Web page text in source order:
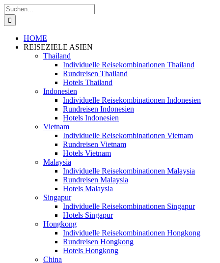
Zum
Inhalt
springen
Suche
nach:
HOME
REISEZIELE ASIEN
Thailand
Individuelle Reisekombinationen Thailand
Rundreisen Thailand
Hotels Thailand
Indonesien
Individuelle Reisekombinationen Indonesien
Rundreisen Indonesien
Hotels Indonesien
Vietnam
Individuelle Reisekombinationen Vietnam
Rundreisen Vietnam
Hotels Vietnam
Malaysia
Individuelle Reisekombinationen Malaysia
Rundreisen Malaysia
Hotels Malaysia
Singapur
Individuelle Reisekombinationen Singapur
Hotels Singapur
Hongkong
Individuelle Reisekombinationen Hongkong
Rundreisen Hongkong
Hotels Hongkong
China